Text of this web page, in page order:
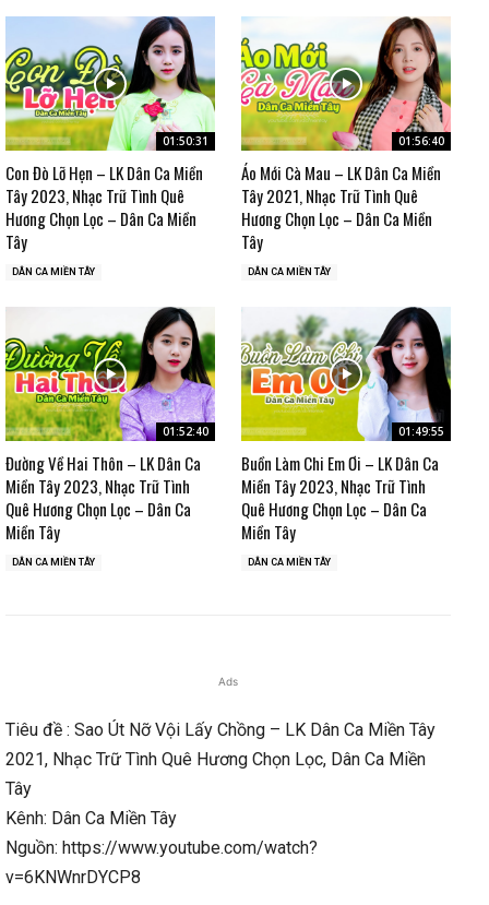
01:50:31
Con Đò Lỡ Hẹn – LK Dân Ca Miền
Tây 2023, Nhạc Trữ Tình Quê
Hương Chọn Lọc – Dân Ca Miền
Tây
DÂN CA MIỀN TÂY
01:56:40
Áo Mới Cà Mau – LK Dân Ca Miền
Tây 2021, Nhạc Trữ Tình Quê
Hương Chọn Lọc – Dân Ca Miền
Tây
DÂN CA MIỀN TÂY
01:52:40
Đường Về Hai Thôn – LK Dân Ca
Miền Tây 2023, Nhạc Trữ Tình
Quê Hương Chọn Lọc – Dân Ca
Miền Tây
DÂN CA MIỀN TÂY
01:49:55
Buồn Làm Chi Em Ơi – LK Dân Ca
Miền Tây 2023, Nhạc Trữ Tình
Quê Hương Chọn Lọc – Dân Ca
Miền Tây
DÂN CA MIỀN TÂY
Ads
Tiêu đề : Sao Út Nỡ Vội Lấy Chồng – LK Dân Ca Miền Tây
2021, Nhạc Trữ Tình Quê Hương Chọn Lọc, Dân Ca Miền
Tây
Kênh: Dân Ca Miền Tây
Nguồn: https://www.youtube.com/watch?
v=6KNWnrDYCP8